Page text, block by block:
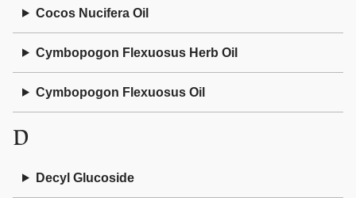
Cocos Nucifera Oil
Cymbopogon Flexuosus Herb Oil
Cymbopogon Flexuosus Oil
D
Decyl Glucoside